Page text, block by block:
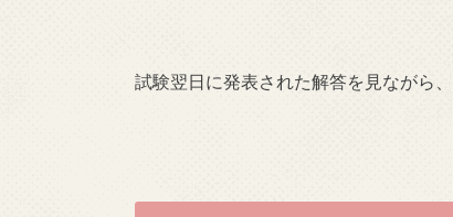
試験翌日に発表された解答を見ながら